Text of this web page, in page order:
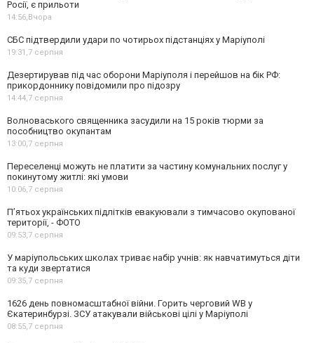
Росії, є прильоти
14:56, Вчора
СБС підтвердили удари по чотирьох підстанціях у Маріуполі
19:31,7 серпня
Дезертирував під час оборони Маріуполя і перейшов на бік РФ:
прикордоннику повідомили про підозру
14:44,7 серпня
Волноваського священника засудили на 15 років тюрми за
пособництво окупантам
13:00,7 серпня
Переселенці можуть не платити за частину комунальних послуг у
покинутому житлі: які умови
10:06,7 серпня
П’ятьох українських підлітків евакуювали з тимчасово окупованої
території, - ФОТО
09:53,7 серпня
У маріупольських школах триває набір учнів: як навчатимуться діти
та куди звертатися
09:35,7 серпня
1626 день повномасштабної війни. Горить черговий WB у
Єкатеринбурзі. ЗСУ атакували військові цілі у Маріуполі
08:55,7 серпня